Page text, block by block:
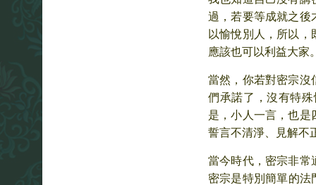
過，若要等成就之後
以愉悅別人，所以
應該也可以利益大家
當然，你若對密宗沒
們承諾了，沒有特
是，小人一言，也是
誓言不清淨、見解不
當今時代，密宗非常
密宗是特別簡單的法